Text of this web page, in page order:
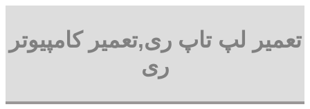
تعمیر لپ تاپ ری,تعمیر کامپیوتر
ری